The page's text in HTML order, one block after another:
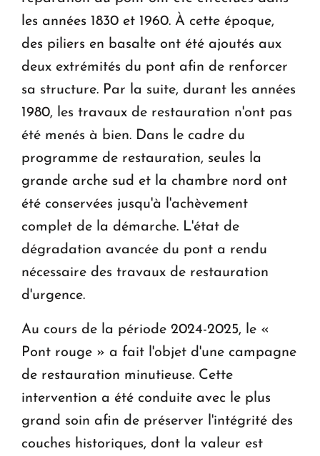
les années 1830 et 1960. À cette époque,
des piliers en basalte ont été ajoutés aux
deux extrémités du pont afin de renforcer
sa structure. Par la suite, durant les années
1980, les travaux de restauration n'ont pas
été menés à bien. Dans le cadre du
programme de restauration, seules la
grande arche sud et la chambre nord ont
été conservées jusqu'à l'achèvement
complet de la démarche. L'état de
dégradation avancée du pont a rendu
nécessaire des travaux de restauration
d'urgence.
Au cours de la période 2024-2025, le «
Pont rouge » a fait l'objet d'une campagne
de restauration minutieuse. Cette
intervention a été conduite avec le plus
grand soin afin de préserver l'intégrité des
couches historiques, dont la valeur est